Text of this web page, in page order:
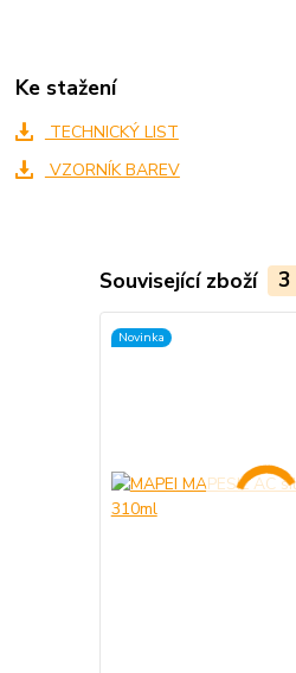
Ke stažení
TECHNICKÝ LIST
VZORNÍK BAREV
Související zboží 3
Novinka